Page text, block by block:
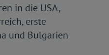
in die USA,
erste
und Bulgarien